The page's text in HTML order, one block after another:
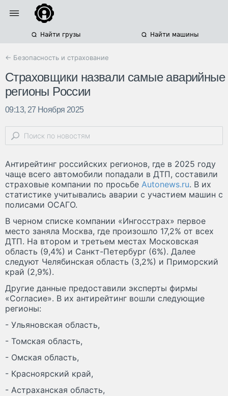
Найти грузы Найти машины
← Безопасность и страхование
Страховщики назвали самые аварийные
регионы России
09:13, 27 Ноября 2025
Антирейтинг российских регионов, где в 2025 году
чаще всего автомобили попадали в ДТП, составили
страховые компании по просьбе Autonews.ru. В их
статистике учитывались аварии с участием машин с
полисами ОСАГО.
В черном списке компании «Ингосстрах» первое
место заняла Москва, где произошло 17,2% от всех
ДТП. На втором и третьем местах Московская
область (9,4%) и Санкт-Петербург (6%). Далее
следуют Челябинская область (3,2%) и Приморский
край (2,9%).
Другие данные предоставили эксперты фирмы
«Согласие». В их антирейтинг вошли следующие
регионы:
- Ульяновская область,
- Томская область,
- Омская область,
- Красноярский край,
- Астраханская область,